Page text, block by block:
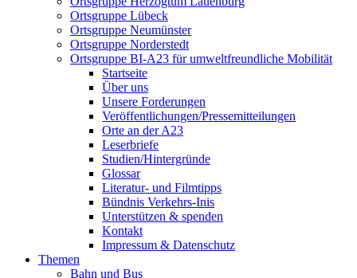
Ortsgruppe Lübeck
Ortsgruppe Neumünster
Ortsgruppe Norderstedt
Ortsgruppe BI-A23 für umweltfreundliche Mobilität
Startseite
Über uns
Unsere Forderungen
Veröffentlichungen/Pressemitteilungen
Orte an der A23
Leserbriefe
Studien/Hintergründe
Glossar
Literatur- und Filmtipps
Bündnis Verkehrs-Inis
Unterstützen & spenden
Kontakt
Impressum & Datenschutz
Themen
Bahn und Bus